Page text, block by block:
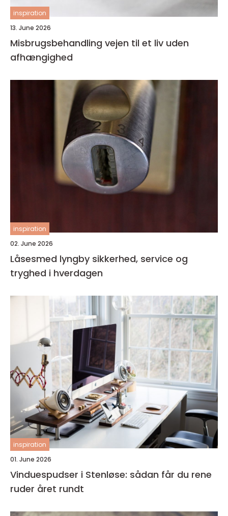
inspiration
13. June 2026
Misbrugsbehandling vejen til et liv uden
afhængighed
inspiration
02. June 2026
Låsesmed lyngby sikkerhed, service og
tryghed i hverdagen
inspiration
01. June 2026
Vinduespudser i Stenløse: sådan får du rene
ruder året rundt